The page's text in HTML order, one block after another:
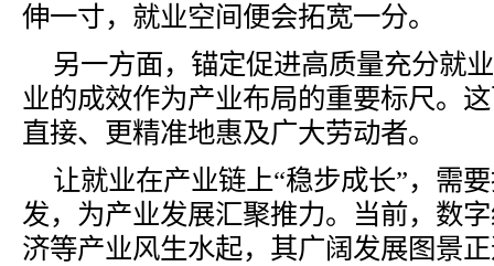
伸一寸，就业空间便会拓宽一分。
另一方面，锚定促进高质量充分就
业的成效作为产业布局的重要标尺。
直接、更精准地惠及广大劳动者。
让就业在产业链上“稳步成长”，需
发，为产业发展汇聚推力。当前，数
济等产业风生水起，其广阔发展图景